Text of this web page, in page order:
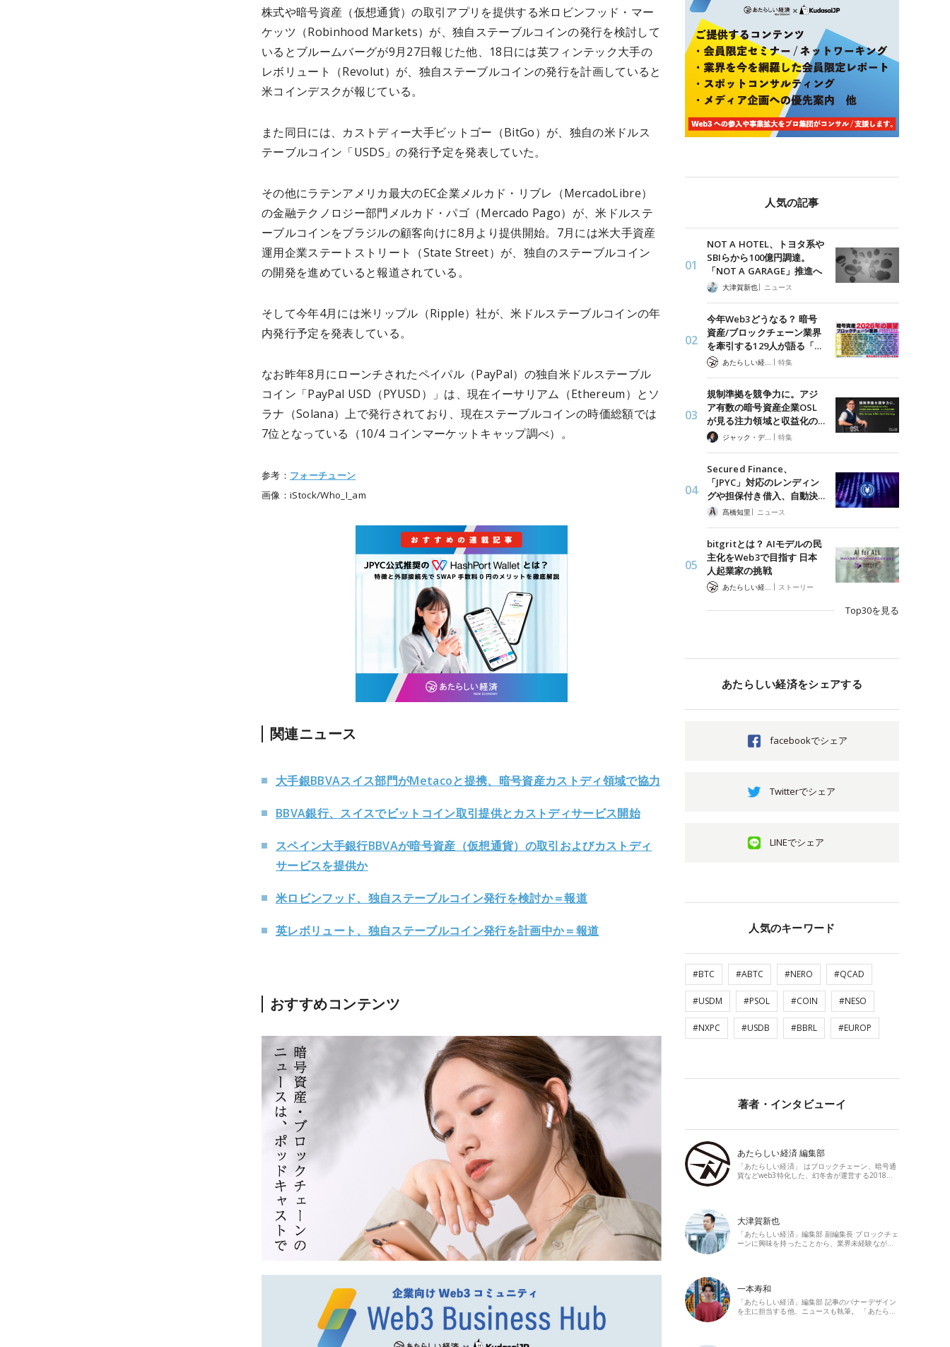
株式や暗号資産（仮想通貨）の取引アプリを提供する米ロビンフッド・マー
ケッツ（Robinhood Markets）が、独自ステーブルコインの発行を検討して
いるとブルームバーグが9月27日報じた他、18日には英フィンテック大手の
レボリュート（Revolut）が、独自ステーブルコインの発行を計画していると
米コインデスクが報じている。
また同日には、カストディー大手ビットゴー（BitGo）が、独自の米ドルス
テーブルコイン「USDS」の発行予定を発表していた。
その他にラテンアメリカ最大のEC企業メルカド・リブレ（MercadoLibre）
の金融テクノロジー部門メルカド・パゴ（Mercado Pago）が、米ドルステ
ーブルコインをブラジルの顧客向けに8月より提供開始。7月には米大手資産
運用企業ステートストリート（State Street）が、独自のステーブルコイン
の開発を進めていると報道されている。
そして今年4月には米リップル（Ripple）社が、米ドルステーブルコインの年
内発行予定を発表している。
なお昨年8月にローンチされたペイパル（PayPal）の独自米ドルステーブル
コイン「PayPal USD（PYUSD）」は、現在イーサリアム（Ethereum）とソ
ラナ（Solana）上で発行されており、現在ステーブルコインの時価総額では
7位となっている（10/4 コインマーケットキャップ調べ）。
参考： フォーチューン
画像：iStock/Who_I_am
関連ニュース
大手銀BBVAスイス部門がMetacoと提携、暗号資産カストディ領域で協力
BBVA銀行、スイスでビットコイン取引提供とカストディサービス開始
スペイン大手銀行BBVAが暗号資産（仮想通貨）の取引およびカストディ
サービスを提供か
米ロビンフッド、独自ステーブルコイン発行を検討か＝報道
英レボリュート、独自ステーブルコイン発行を計画中か＝報道
おすすめコンテンツ
人気の記事
NOT A HOTEL、トヨタ系や
SBIらから100億円調達。
「NOT A GARAGE」推進へ
大津賀新也| ニュース
今年Web3どうなる？ 暗号
資産/ブロックチェーン業界
を牽引する129人が語る「…
| 特集
規制準拠を競争力に。アジ
ア有数の暗号資産企業OSL
が見る注力領域と収益化の…
ジャック・デロン（Jack Derong） | 特集
Secured Finance、
「JPYC」対応のレンディン
グや担保付き借入、自動決…
髙橋知里 | ニュース
bitgritとは？ AIモデルの民
主化をWeb3で目指す 日本
人起業家の挑戦
| ストーリー
Top30を見る
あたらしい経済をシェアする
facebookでシェア
Twitterでシェア
LINEでシェア
人気のキーワード
#BTC #ABTC #NERO #QCAD
#USDM #PSOL #COIN #NESO
#NXPC #USDB #BBRL #EUROP
著者・インタビューイ
あたらしい経済 編集部
「あたらしい経済」 はブロックチェーン、暗号通
貨などweb3特化した、幻冬舎が運営する2018…
大津賀新也
「あたらしい経済」編集部 副編集長 ブロックチェ
ーンに興味を持ったことから、業界未経験なが…
一本寿和
「あたらしい経済」編集部 記事のバナーデザイン
を主に担当する他、ニュースも執筆。 「あたら…